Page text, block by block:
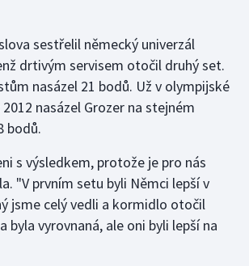
sestřelil německý univerzál
drtivým servisem otočil druhý set.
nasázel 21 bodů. Už v olympijské
nasázel Grozer na stejném
bodů.
s výsledkem, protože je pro nás
"V prvním setu byli Němci lepší v
jsme celý vedli a kormidlo otočil
byla vyrovnaná, ale oni byli lepší na